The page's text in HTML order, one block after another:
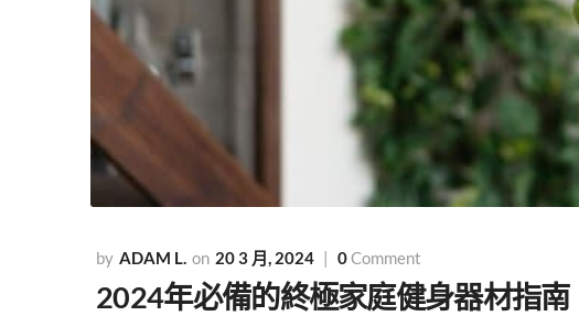
ADAM L. 20 3 月, 2024 0Comment
2024年必備的終極家庭健身器材指